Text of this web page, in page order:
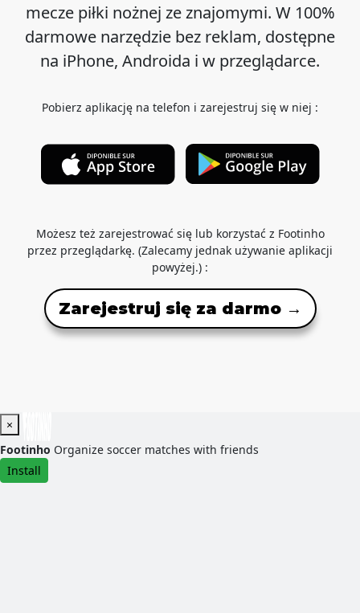
mecze piłki nożnej ze znajomymi. W 100%
darmowe narzędzie bez reklam, dostępne
na iPhone, Androida i w przeglądarce.
Pobierz aplikację na telefon i zarejestruj się w niej :
Możesz też zarejestrować się lub korzystać z Footinho
przez przeglądarkę. (Zalecamy jednak używanie aplikacji
powyżej.) :
Zarejestruj się za darmo →
×
Footinho Organize soccer matches with friends
Install